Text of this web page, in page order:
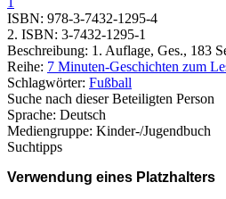
ISBN: 978-3-7432-1295-4
2. ISBN: 3-7432-1295-1
Beschreibung: 1. Auflage, Ges., 183
Reihe: 7 Minuten-Geschichten zum
Schlagwörter: Fußball
Suche nach dieser Beteiligten Person
Sprache: Deutsch
Mediengruppe: Kinder-/Jugendbuch
Suchtipps
Verwendung eines Platzhalters